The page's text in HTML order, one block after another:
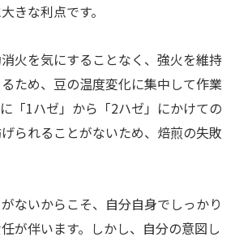
きな利点です。
火を気にすることなく、強火を維持
ため、豆の温度変化に集中して作業
「1ハゼ」から「2ハゼ」にかけての
られることがないため、焙煎の失敗
ないからこそ、自分自身でしっかり
が伴います。しかし、自分の意図し